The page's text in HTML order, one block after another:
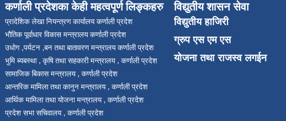
कर्णाली प्रदेशका केही महत्वपूर्ण लिङ्कहरु
प्रादेशिक लेखा नियन्त्रण कार्यालय कर्णाली प्रदेश
भौतिक पूर्वाधार विकास मन्त्रालय कर्णाली प्रदेश
उधोग ,पर्यटन ,बन तथा बातावरण मन्त्रालय कर्णाली प्रदेश
भुमि ब्यबस्था , कृषि तथा सहकारी मन्त्रालय , कर्णाली प्रदेश
सामाजिक बिकास मन्त्रालय , कर्णाली प्रदेश
आन्तरिक मामिला तथा कानुन मन्त्रालय , कर्णाली प्रदेश
आर्थिक मामिला तथा योजना मन्त्रालय , कर्णाली प्रदेश
प्रदेश सभा सचिवालय , कर्णाली प्रदेश
विद्युतीय शासन सेवा
विद्युतीय हाजिरी
ग्रुप एस एम एस
योजना तथा राजस्व लगईन